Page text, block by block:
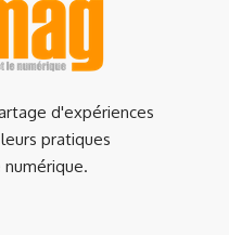
d'expériences
pratiques